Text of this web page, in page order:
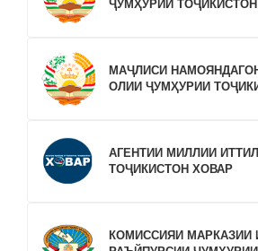
ҶУМҲУРИИ ТОҶИКИСТОН
МАҶЛИСИ
ОЛИИ ҶУМҲУРИИ
АГЕНТИИ МИЛЛИИ
ТОҶИКИСТОН ХОВАР
КОМИССИЯИ МАРКАЗИИ